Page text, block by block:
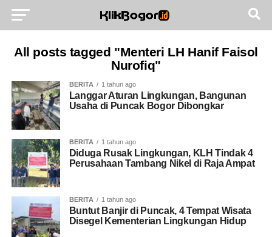
All posts tagged "Menteri LH Hanif Faisol
Nurofiq"
BERITA 1 tahun ago
Langgar Aturan Lingkungan, Bangunan
Usaha di Puncak Bogor Dibongkar
BERITA 1 tahun ago
Diduga Rusak Lingkungan, KLH Tindak 4
Perusahaan Tambang Nikel di Raja Ampat
BERITA 1 tahun ago
Buntut Banjir di Puncak, 4 Tempat Wisata
Disegel Kementerian Lingkungan Hidup